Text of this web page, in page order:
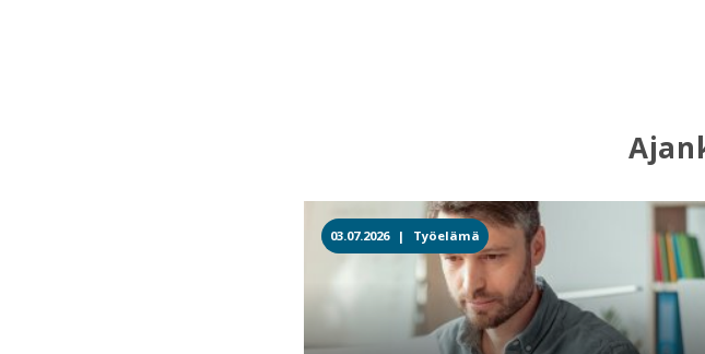
03.07.2026 | Työelämä